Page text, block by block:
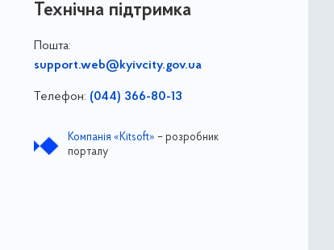
Технічна підтримка
Пошта:
support.web@kyivcity.gov.ua
Телефон: (044) 366-80-13
Компанія «Kitsoft» – розробник
порталу